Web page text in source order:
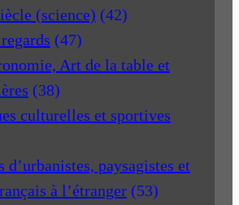
(science) (42)
(47)
Art de la table et
(38)
culturelles et sportives
paysagistes et
à l’étranger (53)